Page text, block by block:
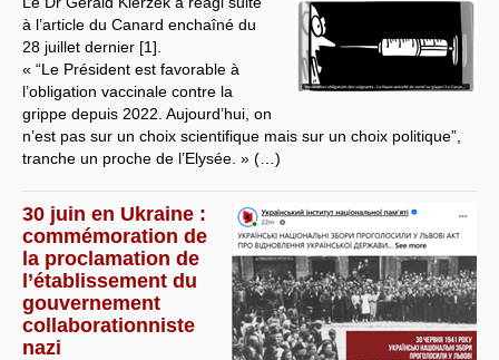
à l’article du Canard enchaîné du
28 juillet dernier [1].
« “Le Président est favorable à
l’obligation vaccinale contre la
grippe depuis 2022. Aujourd’hui, on
n’est pas sur un choix scientifique mais sur un choix politique”,
tranche un proche de l’Elysée. » (…)
30 juin en Ukraine :
commémoration de
la proclamation de
l’établissement du
gouvernement
collaborationniste
nazi